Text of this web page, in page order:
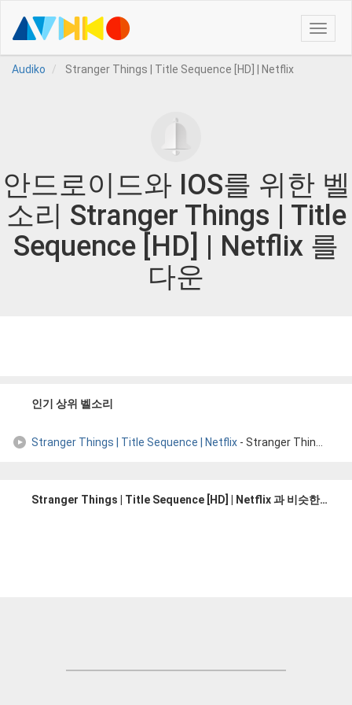
Toggle
Audiko
Stranger Things | Title Sequence [HD] | Netflix
안드로이드와 IOS를 위한 벨
소리 Stranger Things | Title
Sequence [HD] | Netflix 를
다운
인기 상위 벨소리
Stranger Things | Title Sequence | Netflix - Stranger Things | Title Sequence [HD] | Netflix
Stranger Things | Title Sequence [HD] | Netflix 과 비슷한 벨소리들